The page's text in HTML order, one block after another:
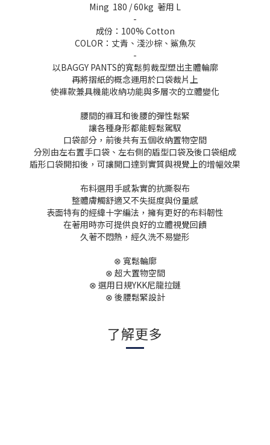
Ming 180 / 60kg 著用 L
-
成份：100% Cotton
COLOR： 丈青、 淺沙棕、鯊魚灰
-
以BAGGY PANTS的寬鬆剪裁型塑出主體輪廓
再將摺紙的概念運用於口袋裁片上
使褲款兼具機能收納功能與多層次的立體變化
腰間的褲耳和後腰的彈性鬆緊
讓各種身形都能輕鬆駕馭
口袋部分，前後共有五個收納置物空間
分別由左右置手口袋、左右側的盾型口袋及後口袋組成
盾形口袋開扣後，可讓開口達到實質與視覺上的增幅效果
布料選用手感紮實的抗撕裂布
整體膚觸舒適又不失挺度與份量感
表面特有的經緯十字編法，擁有更好的布料韌性
在著用時亦可提供良好的立體視覺回饋
久著不悶熱，經久洗不易變形
⊗ 寬鬆輪廓
⊗ 超大置物空間
⊗ 選用日規YKK尼龍拉鏈
⊗ 後腰鬆緊設計
了解更多